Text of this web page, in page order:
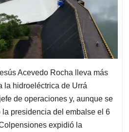
Acevedo Rocha lleva más
la hidroeléctrica de Urrá
de operaciones y, aunque se
presidencia del embalse el 6
expidió la